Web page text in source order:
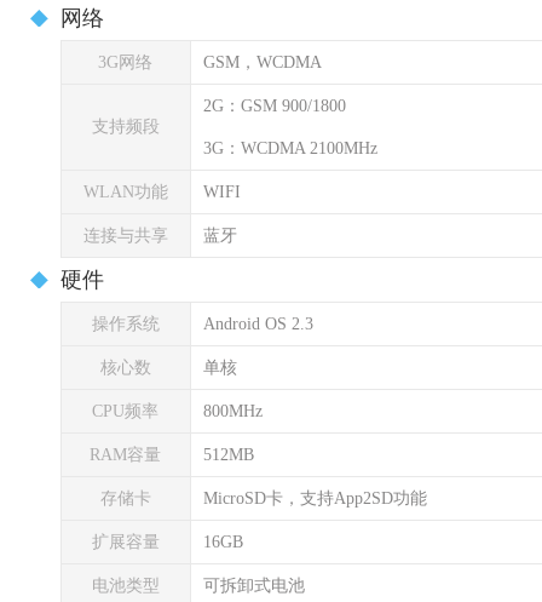
网络
3G网络 GSM，WCDMA
支持频段
2G：GSM 900/1800
3G：WCDMA 2100MHz
WLAN功能 WIFI
连接与共享 蓝牙
硬件
操作系统 Android OS 2.3
核心数 单核
CPU频率 800MHz
RAM容量 512MB
存储卡 MicroSD卡，支持App2SD功能
扩展容量 16GB
电池类型 可拆卸式电池